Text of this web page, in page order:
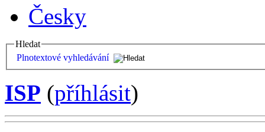
Česky
Hledat
Plnotextové vyhledávání
ISP (příhlásit)